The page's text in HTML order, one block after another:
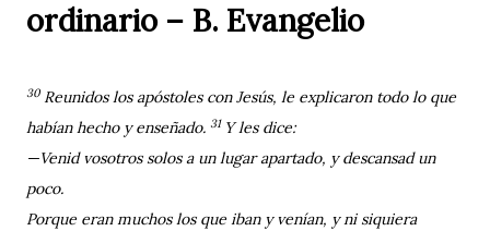
ordinario – B. Evangelio
30 Reunidos los apóstoles con Jesús, le explicaron todo lo que
habían hecho y enseñado. 31 Y les dice:
—Venid vosotros solos a un lugar apartado, y descansad un
poco.
Porque eran muchos los que iban y venían, y ni siquiera